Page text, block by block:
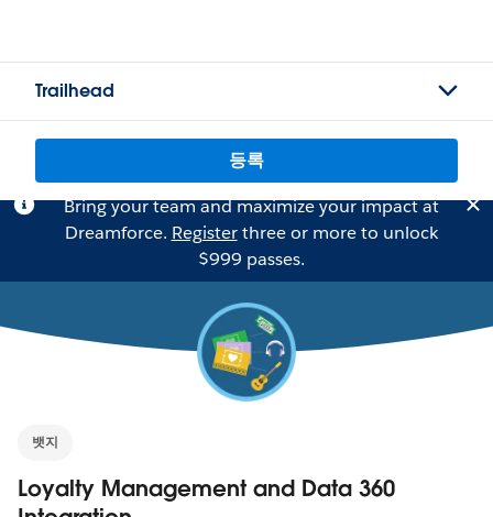
Trailhead
등록
Bring your team and maximize your impact at
Dreamforce. Registerthree or more to unlock
$999 passes.
뱃지
Loyalty Management and Data 360